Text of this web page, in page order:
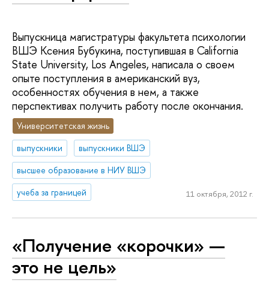
Выпускница магистратуры факультета психологии
ВШЭ Ксения Бубукина, поступившая в California
State University, Los Angeles, написала о своем
опыте поступления в американский вуз,
особенностях обучения в нем, а также
перспективах получить работу после окончания.
Университетская жизнь
выпускники
выпускники ВШЭ
высшее образование в НИУ ВШЭ
учеба за границей
11 октября, 2012 г.
«Получение «корочки» —
это не цель»